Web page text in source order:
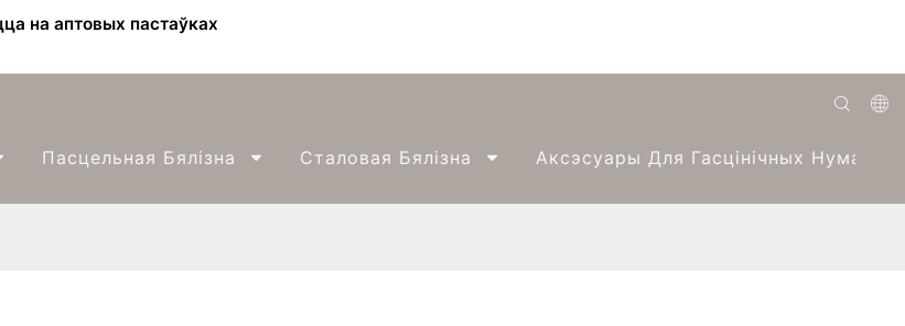
на аптовых пастаўках
Пасцельная Бялізна Сталовая Бялізна Аксэсуары Для Гасцінічных Нумароў